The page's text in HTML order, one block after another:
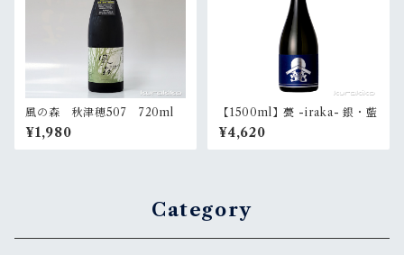
風の森 秋津穂507 720ml
¥1,980
【1500ml】甍 -iraka- 銀・藍
¥4,620
Category